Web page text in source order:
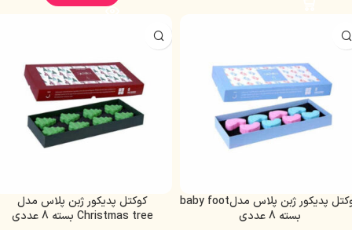
کوکتل پدیکور ژبن پلاس مدلbaby foot
بسته 8 عددی
کوکتل پدیکور ژبن پلاس مدل
Christmas tree بسته 8 عددی